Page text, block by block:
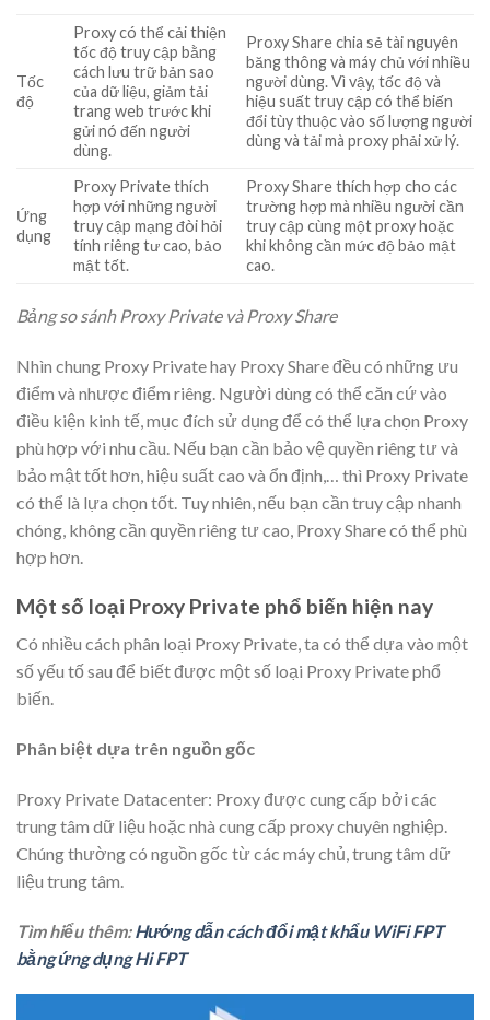
Tốc
độ
Proxy có thể cải thiện
tốc độ truy cập bằng
cách lưu trữ bản sao
của dữ liệu, giảm tải
trang web trước khi
gửi nó đến người
dùng.
Proxy Share chia sẻ tài nguyên
băng thông và máy chủ với nhiều
người dùng. Vì vậy, tốc độ và
hiệu suất truy cập có thể biến
đổi tùy thuộc vào số lượng người
dùng và tải mà proxy phải xử lý.
Ứng
dụng
Proxy Private thích
hợp với những người
truy cập mạng đòi hỏi
tính riêng tư cao, bảo
mật tốt.
Proxy Share thích hợp cho các
trường hợp mà nhiều người cần
truy cập cùng một proxy hoặc
khi không cần mức độ bảo mật
cao.
Bảng so sánh Proxy Private và Proxy Share
Nhìn chung Proxy Private hay Proxy Share đều có những ưu
điểm và nhược điểm riêng. Người dùng có thể căn cứ vào
điều kiện kinh tế, mục đích sử dụng để có thể lựa chọn Proxy
phù hợp với nhu cầu. Nếu bạn cần bảo vệ quyền riêng tư và
bảo mật tốt hơn, hiệu suất cao và ổn định,… thì Proxy Private
có thể là lựa chọn tốt. Tuy nhiên, nếu bạn cần truy cập nhanh
chóng, không cần quyền riêng tư cao, Proxy Share có thể phù
hợp hơn.
Một số loại Proxy Private phổ biến hiện nay
Có nhiều cách phân loại Proxy Private, ta có thể dựa vào một
số yếu tố sau để biết được một số loại Proxy Private phổ
biến.
Phân biệt dựa trên nguồn gốc
Proxy Private Datacenter: Proxy được cung cấp bởi các
trung tâm dữ liệu hoặc nhà cung cấp proxy chuyên nghiệp.
Chúng thường có nguồn gốc từ các máy chủ, trung tâm dữ
liệu trung tâm.
Tìm hiểu thêm:Hướng dẫn cách đổi mật khẩu WiFi FPT
bằng ứng dụng Hi FPT